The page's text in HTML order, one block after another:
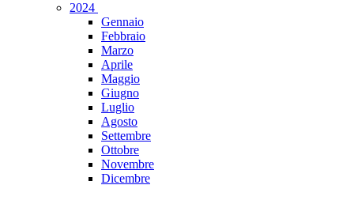
2024
Gennaio
Febbraio
Marzo
Aprile
Maggio
Giugno
Luglio
Agosto
Settembre
Ottobre
Novembre
Dicembre